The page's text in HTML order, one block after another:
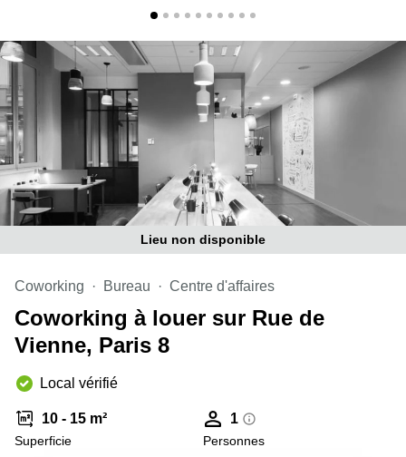
d'affaires
Lyon
Location
Paris
d'affaires
Montpellier
Lieu non disponible
Coworking Bureau Centre d'affaires
Coworking à louer sur Rue de
Vienne, Paris 8
Local vérifié
10 - 15 m²
Superficie
1
Personnes